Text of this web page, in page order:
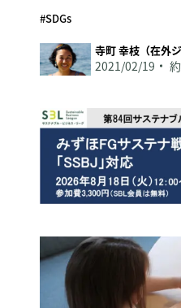
#SDGs
寺町 幸枝（在外
2021/02/19